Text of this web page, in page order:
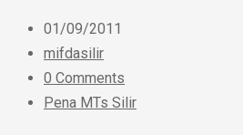
01/09/2011
mifdasilir
0 Comments
Pena MTs Silir